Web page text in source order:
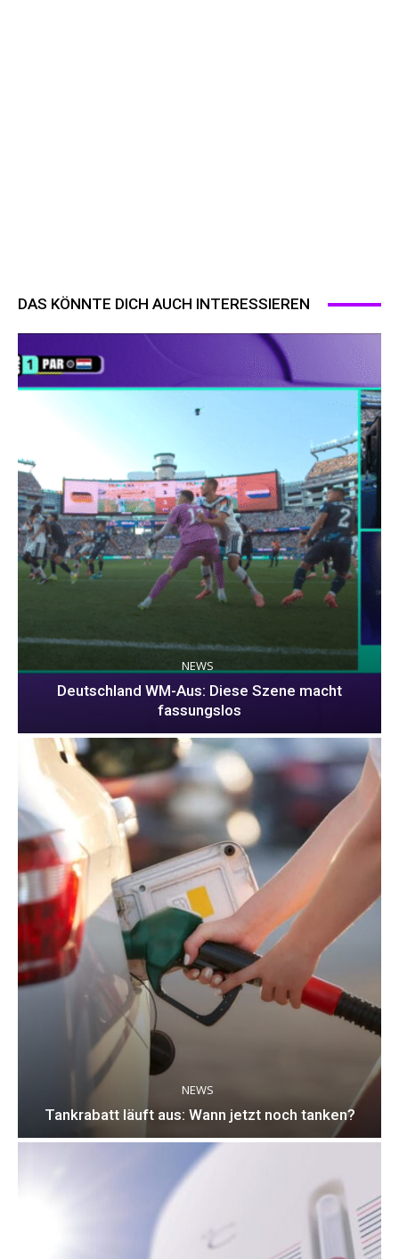
DAS KÖNNTE DICH AUCH INTERESSIEREN
NEWS
Deutschland WM-Aus: Diese Szene macht
fassungslos
NEWS
Tankrabatt läuft aus: Wann jetzt noch tanken?